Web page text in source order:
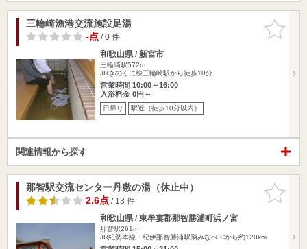
お気に入
りに追加
三輪崎漁港交流施設足湯
-点/ 0 件
和歌山県 / 新宮市
三輪崎駅572m
JRきのくに線三輪崎駅から徒歩10分
営業時間 10:00～16:00
入浴料金 0円～
日帰り 駅近（徒歩10分以内）
関連情報から探す
お気に入
りに追加
那智駅交流センター丹敷の湯（休止中）
2.6点/ 13 件
和歌山県 / 東牟婁郡那智勝浦町浜ノ宮
那智駅261m
JR紀勢本線・紀伊那智勝浦駅隣みなべICから約120km